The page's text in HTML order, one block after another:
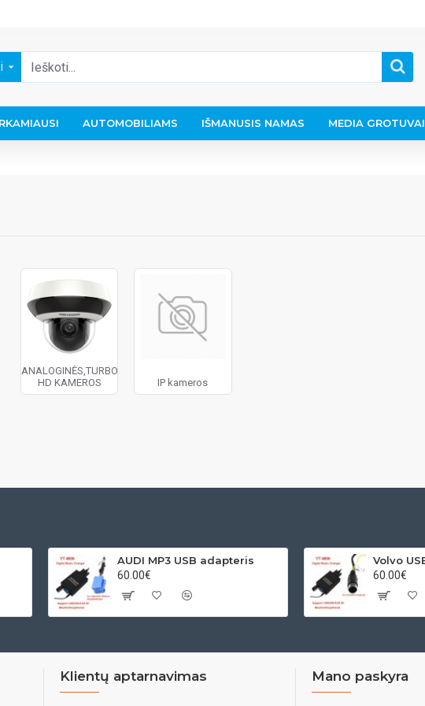
AUTOMOBILIAMS IŠMANUSIS NAMAS MEDIA GROTUVAI
ANALOGINĖS,TURBO
HD KAMEROS
IP kameros
AUDI MP3 USB adapteris
60.00€
60.00€
Klientų aptarnavimas Mano paskyra